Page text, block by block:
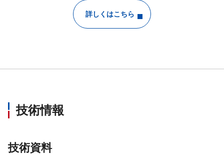
詳しくはこちら
技術情報
技術資料